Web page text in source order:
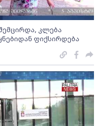
კლება
ფიქსირდება